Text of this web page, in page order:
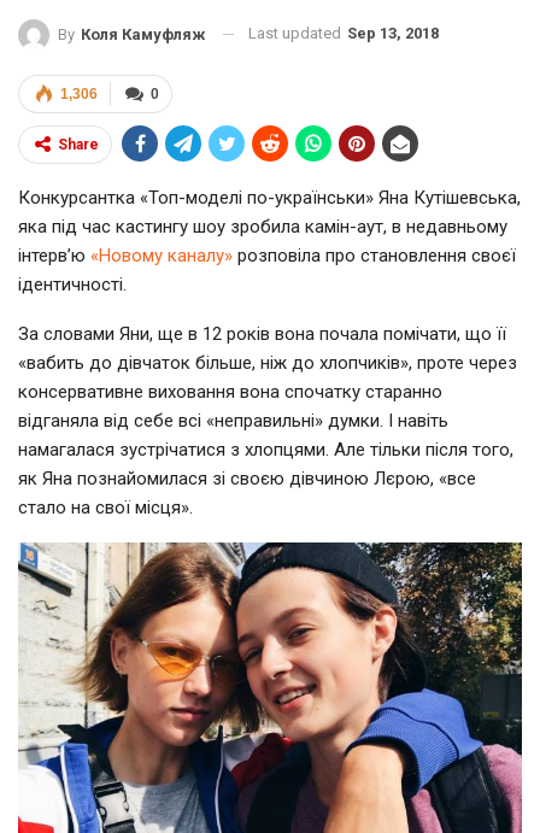
By Коля Камуфляж Last updated Sep 13, 2018
0
1,306
Share
Конкурсантка «Топ-моделі по-українськи» Яна Кутішевська,
яка під час кастингу шоу зробила камін-аут, в недавньому
інтерв’ю «Новому каналу» розповіла про становлення своєї
ідентичності.
За словами Яни, ще в 12 років вона почала помічати, що її
«вабить до дівчаток більше, ніж до хлопчиків», проте через
консервативне виховання вона спочатку старанно
відганяла від себе всі «неправильні» думки. І навіть
намагалася зустрічатися з хлопцями. Але тільки після того,
як Яна познайомилася зі своєю дівчиною Лєрою, «все
стало на свої місця».